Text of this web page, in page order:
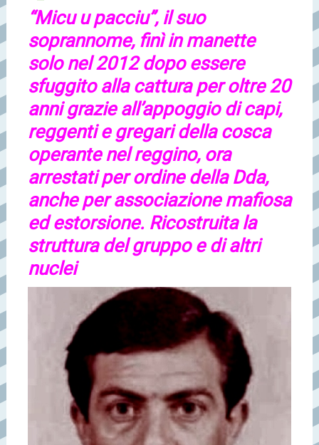
“Micu u pacciu”, il suo
soprannome, finì in manette
solo nel 2012 dopo essere
sfuggito alla cattura per oltre 20
anni grazie all’appoggio di capi,
reggenti e gregari della cosca
operante nel reggino, ora
arrestati per ordine della Dda,
anche per associazione mafiosa
ed estorsione. Ricostruita la
struttura del gruppo e di altri
nuclei